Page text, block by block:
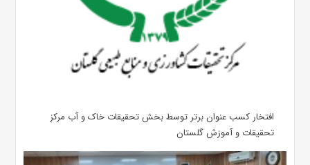
افتخار کسب عنوان برتر توسط بخش تحقیقات خاک و آب مرکز
تحقیقات و آموزش گلستان